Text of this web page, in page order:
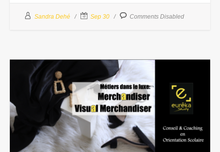
Sandra Dehé Sep 30 Comments Disabled